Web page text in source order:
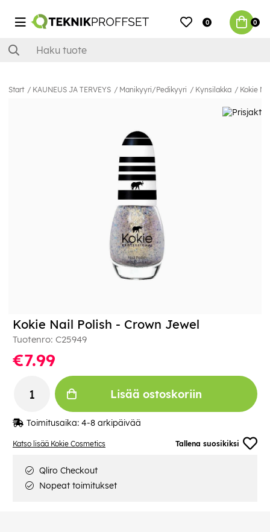
0 0
Start KAUNEUS JA TERVEYS Manikyyri/Pedikyyri Kynsilakka Kokie
Katso lisää Kokie Cosmetics Tallena suosikiksi
Kokie Nail Polish - Crown Jewel
Tuotenro: C25949
€7.99
Lisää ostoskoriin
Toimitusaika: 4-8 arkipäivää
Qliro Checkout
Nopeat toimitukset